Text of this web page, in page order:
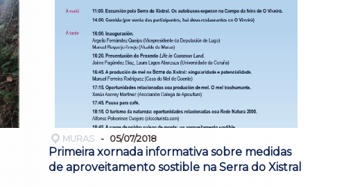
MURAS 05/07/2018
Primeira xornada informativa sobre medidas
de aproveitamento sostible na Serra do Xistral